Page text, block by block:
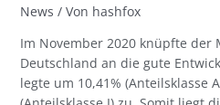
News / Von hashfox
Im November 2020 knüpfte der
Deutschland an die gute
legte um 10,41% (Anteilsklasse